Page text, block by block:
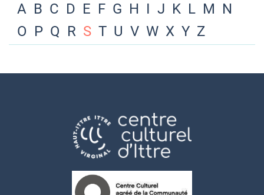
A B C D E F G H I J K L M N
O P Q R S T U V W X Y Z